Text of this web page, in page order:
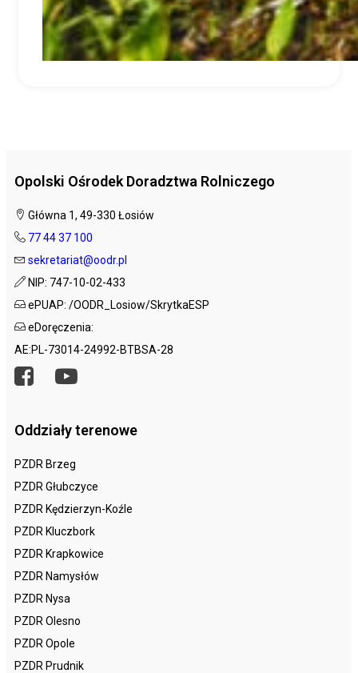
Opolski Ośrodek Doradztwa Rolniczego
Główna 1, 49-330 Łosiów
77 44 37 100
sekretariat@oodr.pl
NIP: 747-10-02-433
ePUAP: /OODR_Losiow/SkrytkaESP
eDoręczenia:
AE:PL-73014-24992-BTBSA-28
Oddziały terenowe
PZDR Brzeg
PZDR Głubczyce
PZDR Kędzierzyn-Koźle
PZDR Kluczbork
PZDR Krapkowice
PZDR Namysłów
PZDR Nysa
PZDR Olesno
PZDR Opole
PZDR Prudnik